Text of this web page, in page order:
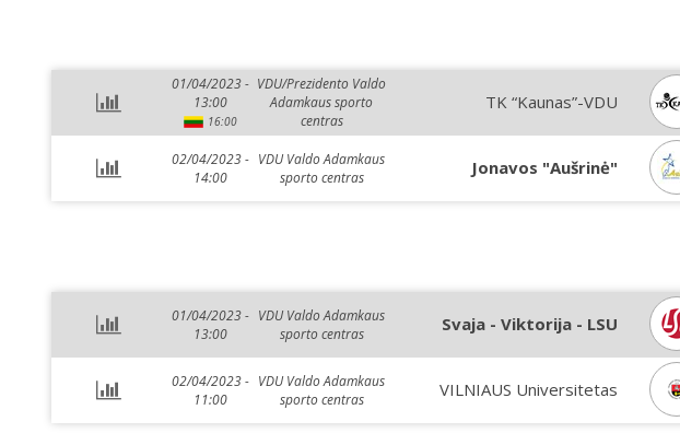
01/04/2023 -
13:00
16:00
VDU/Prezidento Valdo
Adamkaus sporto
centras
TK “Kaunas”-VDU
02/04/2023 -
14:00
VDU Valdo Adamkaus
sporto centras
Jonavos "Aušrinė"
01/04/2023 -
13:00
VDU Valdo Adamkaus
sporto centras
Svaja - Viktorija - LSU
02/04/2023 -
11:00
VDU Valdo Adamkaus
sporto centras
VILNIAUS Universitetas